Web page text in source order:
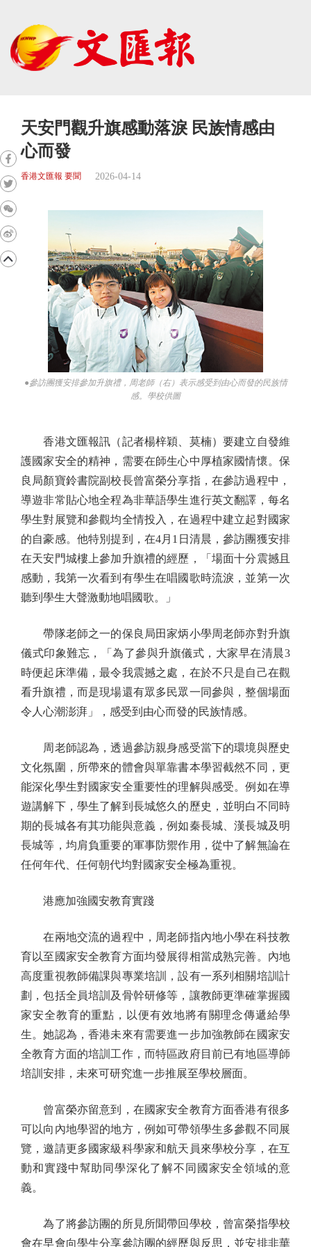
天安門觀升旗感動落淚 民族情感由
心而發
香港文匯報 要聞 2026-04-14
●參訪團獲安排參加升旗禮，周老師（右）表示感受到由心而發的民族情
感。學校供圖
香港文匯報訊（記者楊梓穎、莫楠）要建立自發維
護國家安全的精神，需要在師生心中厚植家國情懷。保
良局顏寶鈴書院副校長曾富榮分享指，在參訪過程中，
導遊非常貼心地全程為非華語學生進行英文翻譯，每名
學生對展覽和參觀均全情投入，在過程中建立起對國家
的自豪感。他特別提到，在4月1日清晨，參訪團獲安排
在天安門城樓上參加升旗禮的經歷，「場面十分震撼且
感動，我第一次看到有學生在唱國歌時流淚，並第一次
聽到學生大聲激動地唱國歌。」
帶隊老師之一的保良局田家炳小學周老師亦對升旗
儀式印象難忘，「為了參與升旗儀式，大家早在清晨3
時便起床準備，最令我震撼之處，在於不只是自己在觀
看升旗禮，而是現場還有眾多民眾一同參與，整個場面
令人心潮澎湃」，感受到由心而發的民族情感。
周老師認為，透過參訪親身感受當下的環境與歷史
文化氛圍，所帶來的體會與單靠書本學習截然不同，更
能深化學生對國家安全重要性的理解與感受。例如在導
遊講解下，學生了解到長城悠久的歷史，並明白不同時
期的長城各有其功能與意義，例如秦長城、漢長城及明
長城等，均肩負重要的軍事防禦作用，從中了解無論在
任何年代、任何朝代均對國家安全極為重視。
港應加強國安教育實踐
在兩地交流的過程中，周老師指內地小學在科技教
育以至國家安全教育方面均發展得相當成熟完善。內地
高度重視教師備課與專業培訓，設有一系列相關培訓計
劃，包括全員培訓及骨幹研修等，讓教師更準確掌握國
家安全教育的重點，以便有效地將有關理念傳遞給學
生。她認為，香港未來有需要進一步加強教師在國家安
全教育方面的培訓工作，而特區政府目前已有地區導師
培訓安排，未來可研究進一步推展至學校層面。
曾富榮亦留意到，在國家安全教育方面香港有很多
可以向內地學習的地方，例如可帶領學生多參觀不同展
覽，邀請更多國家級科學家和航天員來學校分享，在互
動和實踐中幫助同學深化了解不同國家安全領域的意
義。
為了將參訪團的所見所聞帶回學校，曾富榮指學校
會在早會向學生分享參訪團的經歷與反思，並安排非華